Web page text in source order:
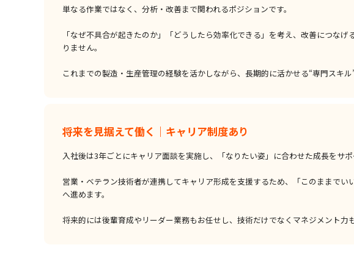
単なる作業ではなく、分析・改善まで関われるポジションです。
「なぜ不具合が起きたのか」「どうしたら効率化できる」を考え、改善につな
りません。
これまでの製造・生産管理の経験を活かしながら、長期的に活かせる“専門スキル
将来を見据えて働く｜キャリア制度あり
入社後は3年ごとにキャリア面談を実施し、「なりたい姿」に合わせた成長をサポ
営業・ベテラン技術者が連携してキャリア形成を支援するため、「このままで
へ進めます。
将来的には後輩育成やリーダー業務もお任せし、技術だけでなくマネジメント力